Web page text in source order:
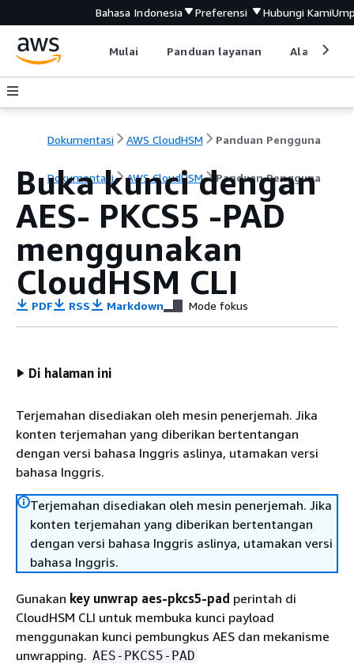
Bahasa Indonesia Preferensi Hubungi Kami
Mulai Panduan layanan Alat
Dokumentasi AWS CloudHSM Panduan Pengguna
Dokumentasi AWS CloudHSM Panduan Pengguna
Buka kunci dengan
AES- PKCS5 -PAD
menggunakan
CloudHSM CLI
PDF RSS Markdown Mode fokus
Di halaman ini
Terjemahan disediakan oleh mesin penerjemah. Jika
konten terjemahan yang diberikan bertentangan
dengan versi bahasa Inggris aslinya, utamakan versi
bahasa Inggris.
Terjemahan disediakan oleh mesin penerjemah. Jika
konten terjemahan yang diberikan bertentangan
dengan versi bahasa Inggris aslinya, utamakan versi
bahasa Inggris.
Gunakan key unwrap aes-pkcs5-pad perintah di
CloudHSM CLI untuk membuka kunci payload
menggunakan kunci pembungkus AES dan mekanisme
unwrapping. AES-PKCS5-PAD